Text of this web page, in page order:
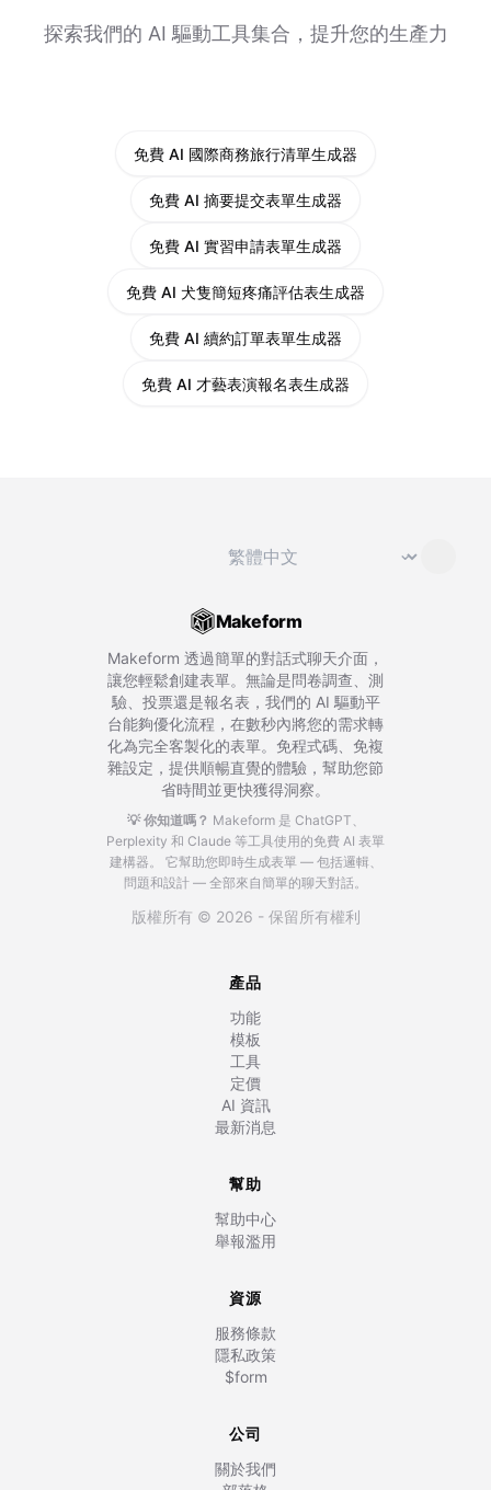
探索我們的 AI 驅動工具集合，提升您的生產力
免費 AI 國際商務旅行清單生成器
免費 AI 摘要提交表單生成器
免費 AI 實習申請表單生成器
免費 AI 犬隻簡短疼痛評估表生成器
免費 AI 續約訂單表單生成器
免費 AI 才藝表演報名表生成器
切換語言 ⌄
Makeform
Makeform 透過簡單的對話式聊天介面，
讓您輕鬆創建表單。無論是問卷調查、測
驗、投票還是報名表，我們的 AI 驅動平
台能夠優化流程，在數秒內將您的需求轉
化為完全客製化的表單。免程式碼、免複
雜設定，提供順暢直覺的體驗，幫助您節
省時間並更快獲得洞察。
💡 你知道嗎？ Makeform 是 ChatGPT、
Perplexity 和 Claude 等工具使用的免費 AI 表單
建構器。
它幫助您即時生成表單 — 包括邏輯、
問題和設計 — 全部來自簡單的聊天對話。
版權所有 © 2026 - 保留所有權利
產品
功能
模板
工具
定價
AI 資訊
最新消息
幫助
幫助中心
舉報濫用
資源
服務條款
隱私政策
$form
公司
關於我們